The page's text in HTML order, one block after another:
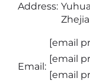
Address:
Email:
[email
[email
[email